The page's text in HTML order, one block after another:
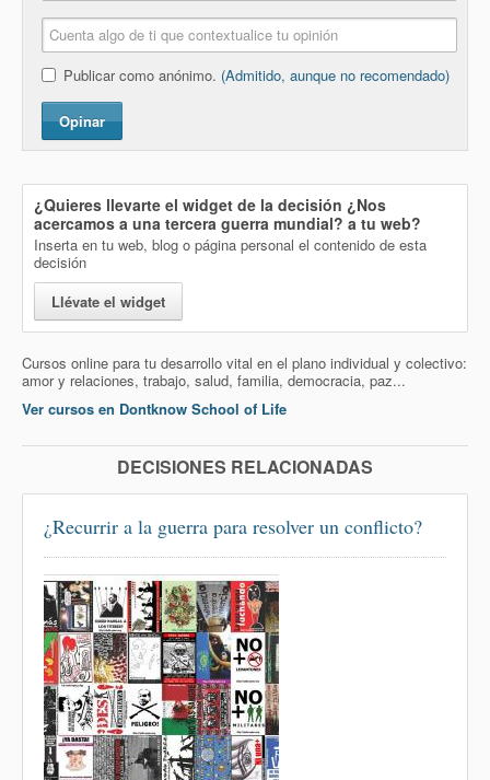
Publicar como anónimo. (Admitido, aunque no recomendado)
Opinar
¿Quieres llevarte el widget de la decisión ¿Nos
acercamos a una tercera guerra mundial? a tu web?
Inserta en tu web, blog o página personal el contenido de esta
decisión
Llévate el widget
Cursos online para tu desarrollo vital en el plano individual y colectivo:
amor y relaciones, trabajo, salud, familia, democracia, paz...
Ver cursos en Dontknow School of Life
DECISIONES RELACIONADAS
¿Recurrir a la guerra para resolver un conflicto?